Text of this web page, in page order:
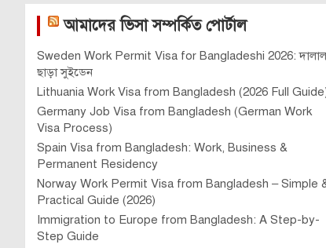
আমাদের ভিসা সম্পর্কিত পোর্টাল
Sweden Work Permit Visa for Bangladeshi 2026: দালাল
ছাড়া সুইডেন
Lithuania Work Visa from Bangladesh (2026 Full
Germany Job Visa from Bangladesh (German Work
Visa Process)
Spain Visa from Bangladesh: Work, Business &
Permanent Residency
Norway Work Permit Visa from Bangladesh – Simple
Practical Guide (2026)
Immigration to Europe from Bangladesh: A Step-by-
Step Guide